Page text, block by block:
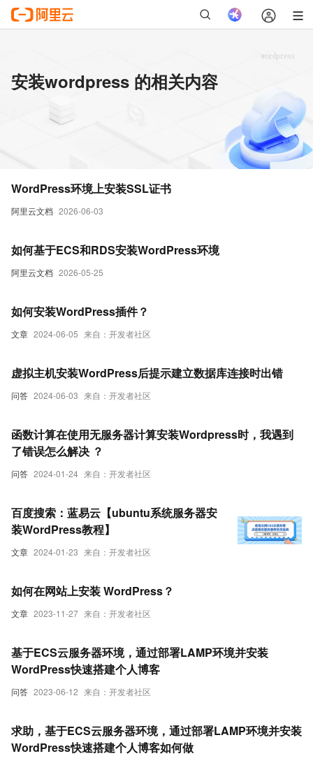
安装wordpress 的相关内容
阿里云文档 2026-06-03
WordPress环境上安装SSL证书
阿里云文档 2026-05-25
如何基于ECS和RDS安装WordPress环境
文章 2024-06-05 来自：开发者社区
如何安装WordPress插件？
问答 2024-06-03 来自：开发者社区
虚拟主机安装WordPress后提示建立数据库连接时出错
问答 2024-01-24 来自：开发者社区
函数计算在使用无服务器计算安装Wordpress时，我遇到
了错误怎么解决 ？
文章 2024-01-23 来自：开发者社区
百度搜索：蓝易云【ubuntu系统服务器安
装WordPress教程】
文章 2023-11-27 来自：开发者社区
如何在网站上安装 WordPress？
问答 2023-06-12 来自：开发者社区
基于ECS云服务器环境，通过部署LAMP环境并安装
WordPress快速搭建个人博客
求助，基于ECS云服务器环境，通过部署LAMP环境并安装
WordPress快速搭建个人博客如何做